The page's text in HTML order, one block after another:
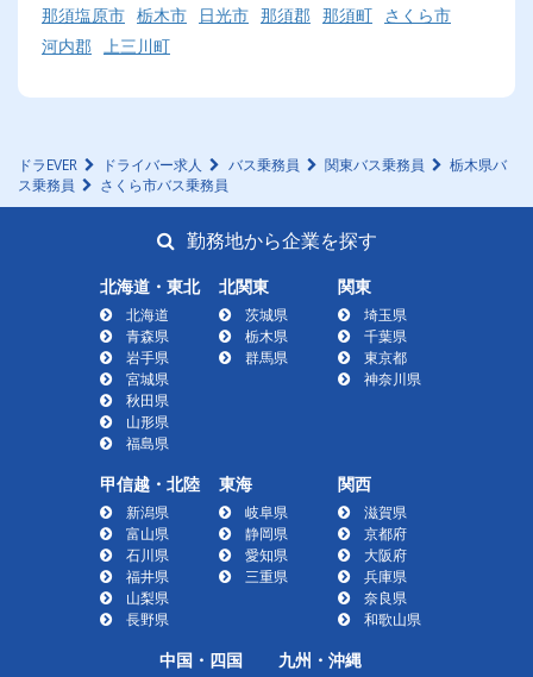
那須塩原市 栃木市 日光市 那須郡 那須町 さくら市
河内郡 上三川町
ドラEVER ドライバー求人 バス乗務員 関東バス乗務員
栃木県バ
ス乗務員
さくら市バス乗務員
勤務地から企業を探す
北海道・東北
北海道
青森県
岩手県
宮城県
秋田県
山形県
福島県
北関東
茨城県
栃木県
群馬県
関東
埼玉県
千葉県
東京都
神奈川県
甲信越・北陸
新潟県
富山県
石川県
福井県
山梨県
長野県
東海
岐阜県
静岡県
愛知県
三重県
関西
滋賀県
京都府
大阪府
兵庫県
奈良県
和歌山県
中国・四国 九州・沖縄